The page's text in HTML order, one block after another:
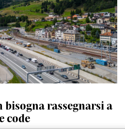
bisogna rassegnarsi a
code